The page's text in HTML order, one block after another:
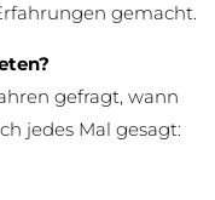
gemacht.
gefragt, wann
jedes Mal gesagt: